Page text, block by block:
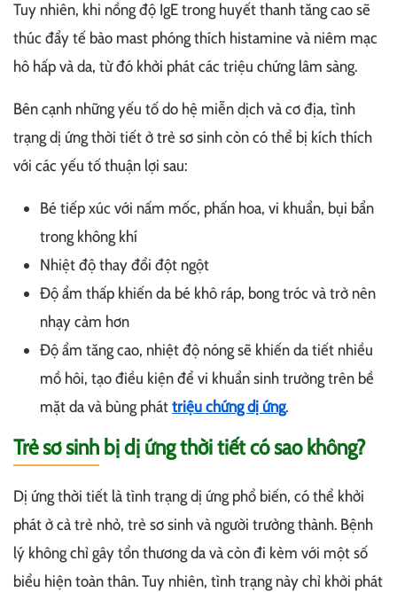
Tuy nhiên, khi nồng độ IgE trong huyết thanh tăng cao sẽ
thúc đẩy tế bào mast phóng thích histamine và niêm mạc
hô hấp và da, từ đó khởi phát các triệu chứng lâm sàng.
Bên cạnh những yếu tố do hệ miễn dịch và cơ địa, tình
trạng dị ứng thời tiết ở trẻ sơ sinh còn có thể bị kích thích
với các yếu tố thuận lợi sau:
Bé tiếp xúc với nấm mốc, phấn hoa, vi khuẩn, bụi bẩn
trong không khí
Nhiệt độ thay đổi đột ngột
Độ ẩm thấp khiến da bé khô ráp, bong tróc và trở nên
nhạy cảm hơn
Độ ẩm tăng cao, nhiệt độ nóng sẽ khiến da tiết nhiều
mồ hôi, tạo điều kiện để vi khuẩn sinh trưởng trên bề
mặt da và bùng pháttriệu chứng dị ứng.
Trẻ sơ sinh bị dị ứng thời tiết có sao không?
Dị ứng thời tiết là tình trạng dị ứng phổ biến, có thể khởi
phát ở cả trẻ nhỏ, trẻ sơ sinh và người trưởng thành. Bệnh
lý không chỉ gây tổn thương da và còn đi kèm với một số
biểu hiện toàn thân. Tuy nhiên, tình trạng này chỉ khởi phát